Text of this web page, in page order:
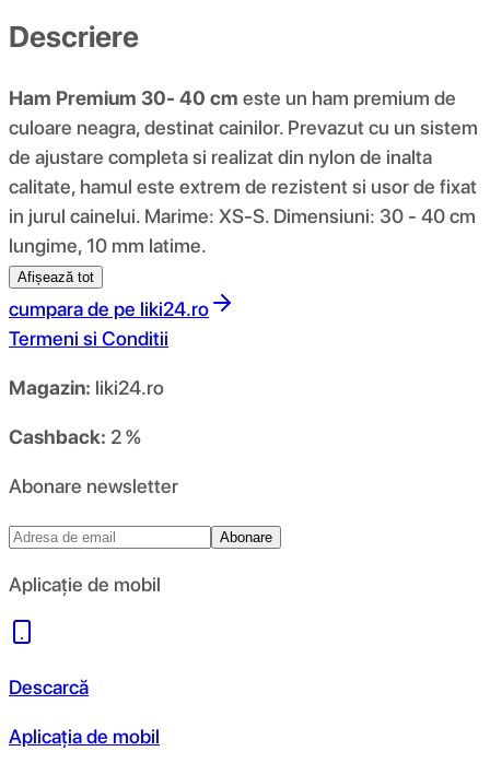
Descriere
Ham Premium 30- 40 cm este un ham premium de
culoare neagra, destinat cainilor. Prevazut cu un sistem
de ajustare completa si realizat din nylon de inalta
calitate, hamul este extrem de rezistent si usor de fixat
in jurul cainelui. Marime: XS-S. Dimensiuni: 30 - 40 cm
lungime, 10 mm latime.
Afișează tot
cumpara de pe liki24.ro
Termeni si Conditii
Magazin: liki24.ro
Cashback: 2 %
Abonare newsletter
Abonare
Aplicație de mobil
Descarcă
Aplicația de mobil